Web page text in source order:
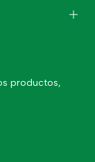
productos,